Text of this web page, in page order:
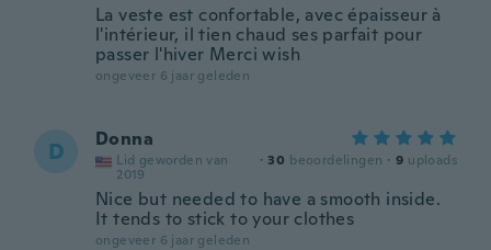
La veste est confortable, avec épaisseur à
l'intérieur, il tien chaud ses parfait pour
passer l'hiver Merci wish
ongeveer 6 jaar geleden
D Donna
Lid geworden van
2019
· 30 beoordelingen · 9 uploads
Nice but needed to have a smooth inside.
It tends to stick to your clothes
ongeveer 6 jaar geleden